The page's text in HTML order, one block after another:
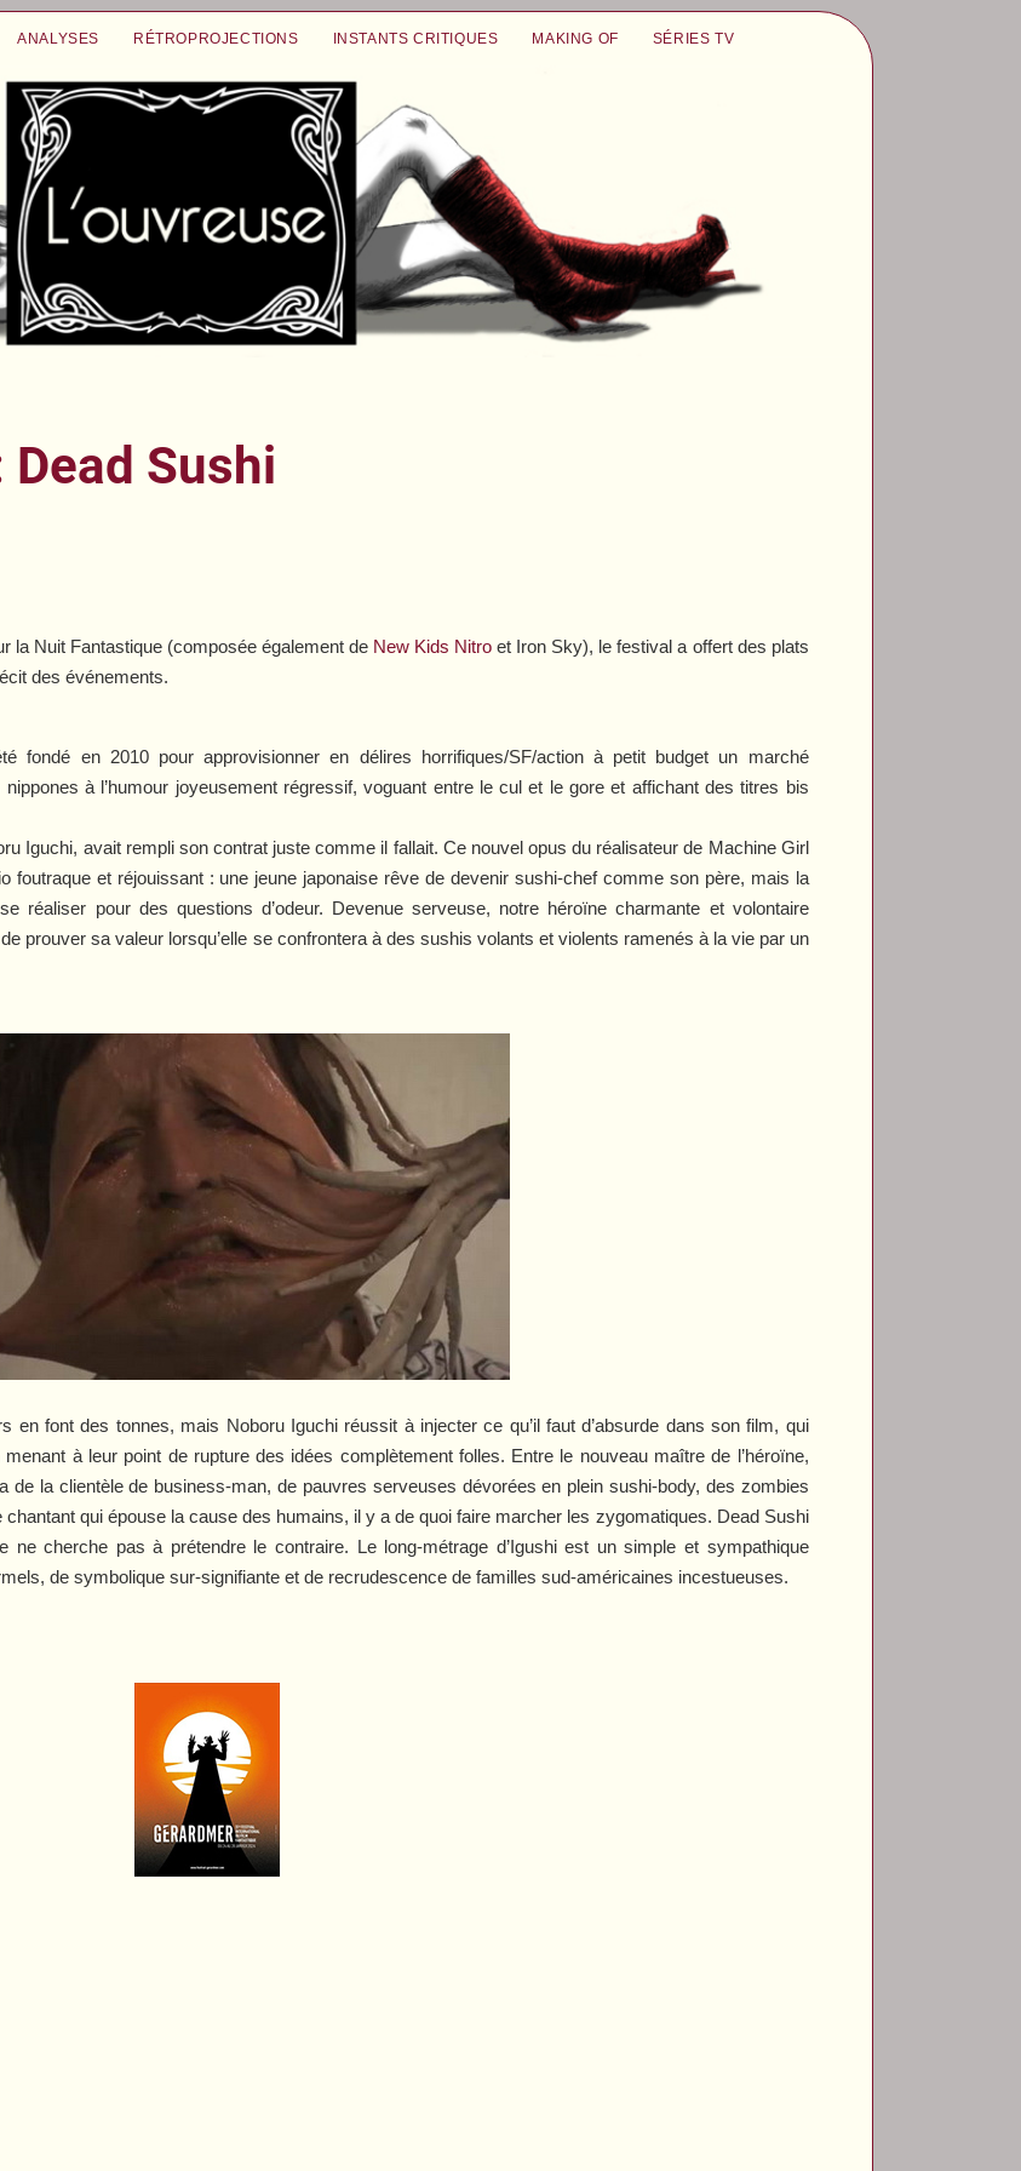
ANALYSES RÉTROPROJECTIONS INSTANTS CRITIQUES MAKING OF SÉRIES TV
Sushi
la Nuit Fantastique (composée également de New Kids Nitro et Iron Sky), le festival a offert des plats
des événements.
fondé en 2010 pour approvisionner en délires horrifiques/SF/action à petit budget un marché
nippones à l’humour joyeusement régressif, voguant entre le cul et le gore et affichant des titres bis
Iguchi, avait rempli son contrat juste comme il fallait. Ce nouvel opus du réalisateur de Machine Girl
foutraque et réjouissant : une jeune japonaise rêve de devenir sushi-chef comme son père, mais la
réaliser pour des questions d’odeur. Devenue serveuse, notre héroïne charmante et volontaire
prouver sa valeur lorsqu’elle se confrontera à des sushis volants et violents ramenés à la vie par un
en font des tonnes, mais Noboru Iguchi réussit à injecter ce qu’il faut d’absurde dans son film, qui
à leur point de rupture des idées complètement folles. Entre le nouveau maître de l’héroïne,
de la clientèle de business-man, de pauvres serveuses dévorées en plein sushi-body, des zombies
qui épouse la cause des humains, il y a de quoi faire marcher les zygomatiques. Dead Sushi
ne cherche pas à prétendre le contraire. Le long-métrage d’Igushi est un simple et sympathique
de symbolique sur-signifiante et de recrudescence de familles sud-américaines incestueuses.